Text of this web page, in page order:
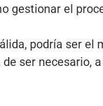
gestionar el
podría ser
ser necesario,